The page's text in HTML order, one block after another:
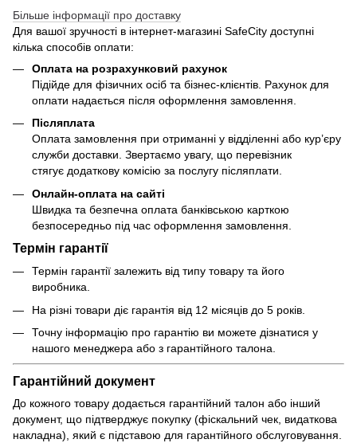
Більше інформації про доставку
Для вашої зручності в інтернет-магазині SafeCity доступні
кілька способів оплати:
Оплата на розрахунковий рахунок
Підійде для фізичних осіб та бізнес-клієнтів. Рахунок для
оплати надається після оформлення замовлення.
Післяплата
Оплата замовлення при отриманні у відділенні або кур’єру
служби доставки. Звертаємо увагу, що перевізник
стягує додаткову комісію за послугу післяплати.
Онлайн-оплата на сайті
Швидка та безпечна оплата банківською карткою
безпосередньо під час оформлення замовлення.
Термін гарантії
Термін гарантії залежить від типу товару та його
виробника.
На різні товари діє гарантія від 12 місяців до 5 років.
Точну інформацію про гарантію ви можете дізнатися у
нашого менеджера або з гарантійного талона.
Гарантійний документ
До кожного товару додається гарантійний талон або інший
документ, що підтверджує покупку (фіскальний чек, видаткова
накладна), який є підставою для гарантійного обслуговування.